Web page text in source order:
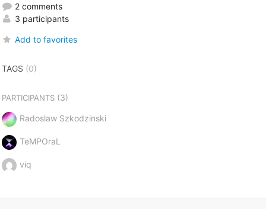
2 comments
3 participants
Add to favorites
TAGS (0)
PARTICIPANTS(3)
Radoslaw Szkodzinski
TeMPOraL
viq